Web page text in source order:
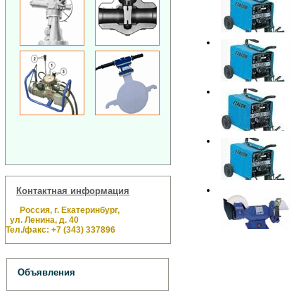
Контактная информация
Россия, г. Екатеринбург,
ул. Ленина, д. 40
Тел./факс: +7 (343) 337896
Объявления